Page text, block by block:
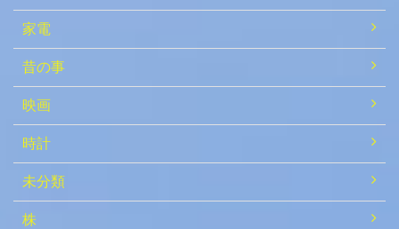
家電
昔の事
映画
時計
未分類
株